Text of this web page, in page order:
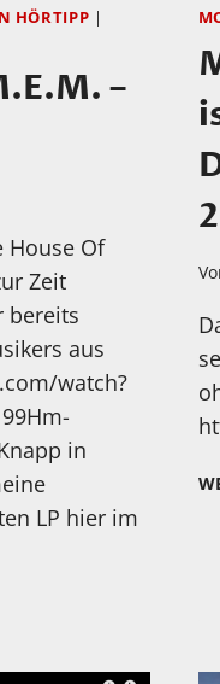
HÖRTIPP |
–
House Of
Zeit
bereits
aus
watch?
in
LP hier im